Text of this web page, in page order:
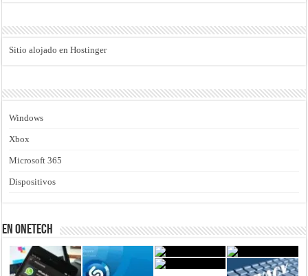
Sitio alojado en Hostinger
Windows
Xbox
Microsoft 365
Dispositivos
En Onetech